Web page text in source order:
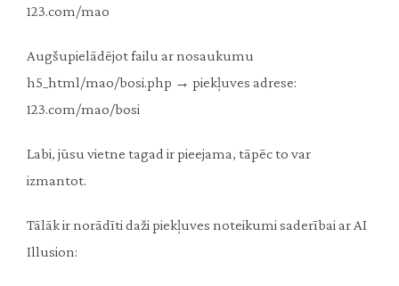
123.com/mao
Augšupielādējot failu ar nosaukumu
h5_html/mao/bosi.php → piekļuves adrese:
123.com/mao/bosi
Labi, jūsu vietne tagad ir pieejama, tāpēc to var
izmantot.
Tālāk ir norādīti daži piekļuves noteikumi saderībai ar AI
Illusion: